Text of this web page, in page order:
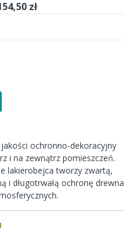
zł
ochronno-dekoracyjny
i na zewnątrz pomieszczeń.
lakierobejca tworzy zwartą,
i długotrwałą ochronę drewna